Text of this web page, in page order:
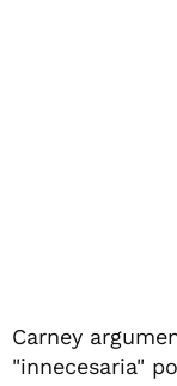
Carney
"innecesaria"